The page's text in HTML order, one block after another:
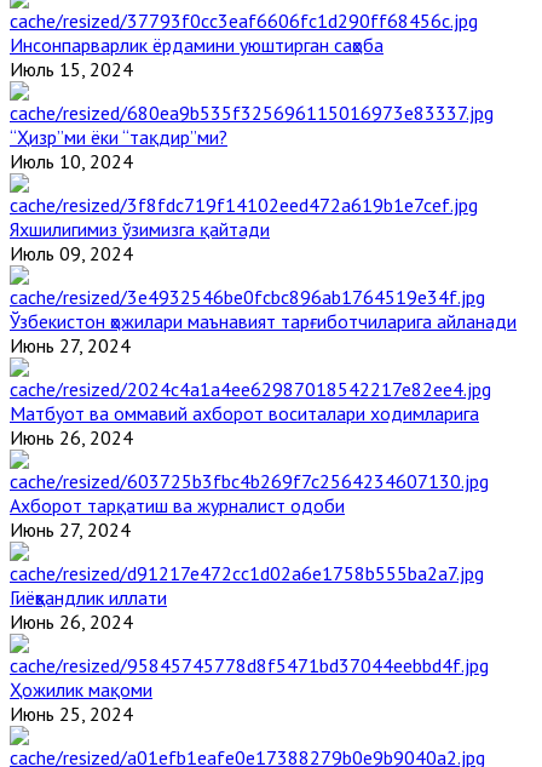
Инсонпарварлик ёрдамини уюштирган саҳоба
Июль 15, 2024
“Ҳизр”ми ёки “тақдир”ми?
Июль 10, 2024
Яхшилигимиз ўзимизга қайтади
Июль 09, 2024
Ўзбекистон ҳожилари маънавият тарғиботчиларига айланади
Июнь 27, 2024
Матбуот ва оммавий ахборот воситалари ходимларига
Июнь 26, 2024
Ахборот тарқатиш ва журналист одоби
Июнь 27, 2024
Гиёҳвандлик иллати
Июнь 26, 2024
Ҳожилик мақоми
Июнь 25, 2024